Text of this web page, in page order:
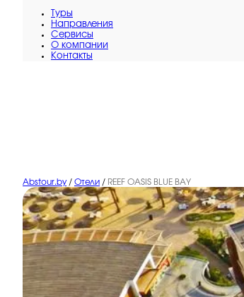
Туры
Направления
Сервисы
O компании
Контакты
Abstour.by / Отели / REEF OASIS BLUE BAY